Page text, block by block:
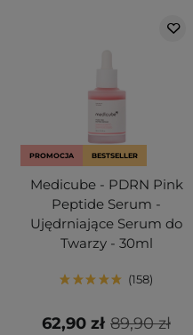
PROMOCJA BESTSELLER
Medicube - PDRN Pink
Peptide Serum -
Ujędrniające Serum do
Twarzy - 30ml
158
89,90 zł
62,90 zł